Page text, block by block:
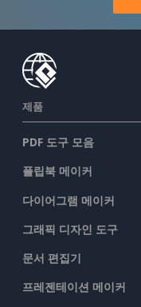
제품
PDF 도구 모음
플립북 메이커
다이어그램 메이커
그래픽 디자인 도구
문서 편집기
프레젠테이션 메이커